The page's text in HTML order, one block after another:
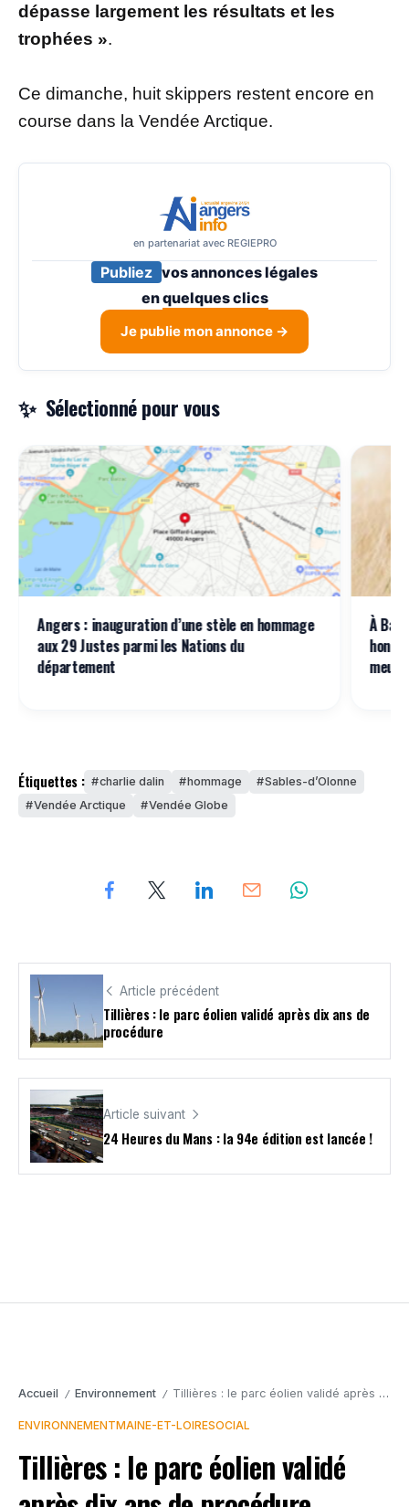
dépasse largement les résultats et les
trophées ».
Ce dimanche, huit skippers restent encore en
course dans la Vendée Arctique.
en partenariat avec REGIEPRO
Publiez vos annonces légales
enquelques clics
Je publie mon annonce →
Sélectionné pour vous
Angers : inauguration d’une stèle en hommage
aux 29 Justes parmi les Nations du
département
À
Étiquettes : charlie dalin hommage
Sables-d’Olonne
Vendée Arctique
Vendée Globe
Article précédent
Tillières : le parc éolien validé après dix ans de
procédure
Article suivant
24 Heures du Mans : la 94e édition est lancée !
Accueil / Environnement / Tillières : le parc éolien validé après dix ans de procédure
ENVIRONNEMENTMAINE-ET-LOIRESOCIAL
Tillières : le parc éolien validé